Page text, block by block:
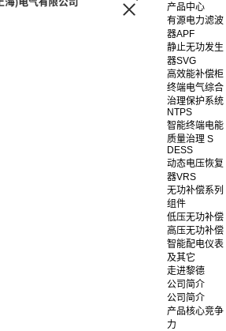
产品中心
有源电力滤波
器APF
静止无功发生
器SVG
高效能补偿柜
终端电气综合
治理保护系统
NTPS
智能终端电能
质量治理 S
DESS
动态电压恢复
器VRS
无功补偿系列
组件
低压无功补偿
高压无功补偿
智能配电仪表
及其它
走进黎德
公司简介
公司简介
产品核心竞争
力